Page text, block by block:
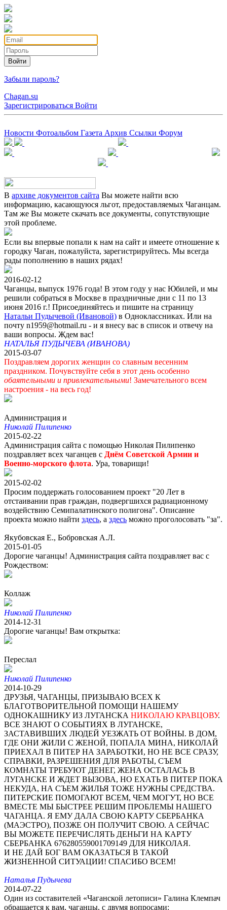
Войти
Забыли пароль?
Chagan.su
Зарегистрироваться Войти
Новости Фотоальбом Газета Архив Ссылки Форум
В архиве документов сайта Вы можете найти всю
информацию, касающуюся льгот, предоставляемых Чаганцам.
Там же Вы можете скачать все документы, сопутствующие
этой проблеме.
Если вы впервые попали к нам на сайт и имеете отношение к
городку Чаган, пожалуйста, зарегистрируйтесь. Мы всегда
рады пополнению в наших рядах!
2016-02-12
Чаганцы, выпуск 1976 года! В этом году у нас Юбилей, и мы
решили собраться в Москве в праздничные дни с 11 по 13
июня 2016 г.! Присоединяйтесь и пишите на страницу
Натальи Пудычевой (Ивановой) в Одноклассниках. Или на
почту n1959@hotmail.ru - и я внесу вас в список и отвечу на
ваши вопросы. Ждем вас!
НАТАЛЬЯ ПУДЫЧЕВА (ИВАНОВА)
2015-03-07
Поздравляем дорогих женщин со славным весенним
праздником. Почувствуйте себя в этот день особенно
обаятельными и привлекательными! Замечательного всем
настроения - на весь год!
Администрация и
Николай Пилипенко
2015-02-22
Администрация сайта с помощью Николая Пилипенко
поздравляет всех чаганцев с Днём Советской Армии и
Военно-морского флота. Ура, товарищи!
2015-02-02
Просим поддержать голосованием проект "20 Лет в
отстаивании прав граждан, подвергшихся радиационному
воздействию Семипалатинского полигона". Описание
проекта можно найти здесь, а здесь можно проголосовать "за".
Якубовская Е., Бобровская А.Л.
2015-01-05
Дорогие чаганцы! Администрация сайта поздравляет вас с
Рождеством:
Коллаж
Николай Пилипенко
2014-12-31
Дорогие чаганцы! Вам открытка:
Переслал
Николай Пилипенко
2014-10-29
ДРУЗЬЯ, ЧАГАНЦЫ, ПРИЗЫВАЮ ВСЕХ К
БЛАГОТВОРИТЕЛЬНОЙ ПОМОЩИ НАШЕМУ
ОДНОКАШНИКУ ИЗ ЛУГАНСКА НИКОЛАЮ КРАВЦОВУ.
ВСЕ ЗНАЮТ О СОБЫТИЯХ В ЛУГАНСКЕ,
ЗАСТАВИВШИХ ЛЮДЕЙ УЕЗЖАТЬ ОТ ВОЙНЫ. В ДОМ,
ГДЕ ОНИ ЖИЛИ С ЖЕНОЙ, ПОПАЛА МИНА, НИКОЛАЙ
ПРИЕХАЛ В ПИТЕР НА ЗАРАБОТКИ, НО НЕ ВСЕ СРАЗУ,
СПРАВКИ, РАЗРЕШЕНИЯ ДЛЯ РАБОТЫ, СЪЕМ
КОМНАТЫ ТРЕБУЮТ ДЕНЕГ, ЖЕНА ОСТАЛАСЬ В
ЛУГАНСКЕ И ЖДЕТ ВЫЗОВА, НО ЕХАТЬ В ПИТЕР ПОКА
НЕКУДА, НА СЪЕМ ЖИЛЬЯ ТОЖЕ НУЖНЫ СРЕДСТВА.
ПИТЕРСКИЕ ПОМОГАЮТ ВСЕМ, ЧЕМ МОГУТ, НО ВСЕ
ВМЕСТЕ МЫ БЫСТРЕЕ РЕШИМ ПРОБЛЕМЫ НАШЕГО
ЧАГАНЦА. Я ЕМУ ДАЛА СВОЮ КАРТУ СБЕРБАНКА
(МАЭСТРО), ПОЗЖЕ ОН ПОЛУЧИТ СВОЮ. А СЕЙЧАС
ВЫ МОЖЕТЕ ПЕРЕЧИСЛЯТЬ ДЕНЬГИ НА КАРТУ
СБЕРБАНКА 676280559001709149 ДЛЯ НИКОЛАЯ.
И НЕ ДАЙ БОГ ВАМ ОКАЗАТЬСЯ В ТАКОЙ
ЖИЗНЕННОЙ СИТУАЦИИ! СПАСИБО ВСЕМ!
Наталья Пудычева
2014-07-22
Один из составителей «Чаганской летописи» Галина Клемпач
обращается к вам, чаганцы, с двумя вопросами: